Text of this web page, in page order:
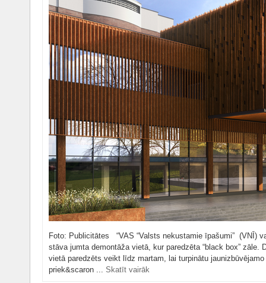
Foto: Publicitātes “VAS “Valsts nekustamie īpašumi” (VNĪ)
stāva jumta demontāža vietā, kur paredzēta “black box” zāle.
vietā paredzēts veikt līdz martam, lai turpinātu
priek&scaron ... Skatīt vairāk